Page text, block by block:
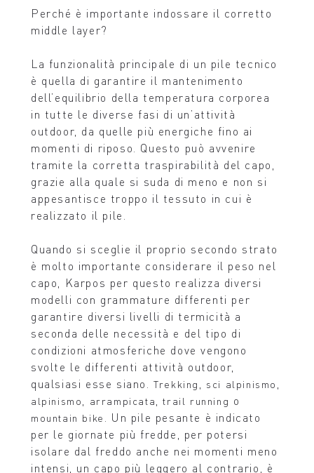
Perché è importante indossare il corretto
middle layer?
La funzionalità principale di un pile tecnico
è quella di garantire il mantenimento
dell’equilibrio della temperatura corporea
in tutte le diverse fasi di un’attività
outdoor, da quelle più energiche fino ai
momenti di riposo. Questo può avvenire
tramite la corretta traspirabilità del capo,
grazie alla quale si suda di meno e non si
appesantisce troppo il tessuto in cui è
realizzato il pile.
Quando si sceglie il proprio secondo strato
è molto importante considerare il peso nel
capo, Karpos per questo realizza diversi
modelli con grammature differenti per
garantire diversi livelli di termicità a
seconda delle necessità e del tipo di
condizioni atmosferiche dove vengono
svolte le differenti attività outdoor,
qualsiasi esse siano.Trekking , sci alpinismo ,
alpinismo, arrampicata,trail running o
mountain bike . Un pile pesante è indicato
per le giornate più fredde, per potersi
isolare dal freddo anche nei momenti meno
intensi, un capo più leggero al contrario, è